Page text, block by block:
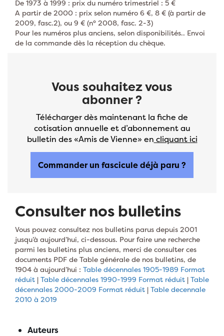
De 1973 à 1999 : prix du numéro trimestriel : 5 €
A partir de 2000 : prix selon numéro 6 €, 8 € (à partir de
2009, fasc.2), ou 9 € (n° 2008, fasc. 2-3)
Pour les numéros plus anciens, selon disponibilités.. Envoi
de la commande dès la réception du chèque.
Vous souhaitez vous
abonner ?
Télécharger dès maintenant la fiche de
cotisation annuelle et d’abonnement au
bulletin des «Amis de Vienne» en cliquant ici
Commander un fascicule déjà paru ?
Consulter nos bulletins
Vous pouvez consultez nos bulletins parus depuis 2001
jusqu’à aujourd’hui, ci-dessous. Pour faire une recherche
parmi les bulletins plus anciens, merci de consulter ces
documents PDF de Table générale de nos bulletins, de
1904 à aujourd’hui : Table décennales 1905-1989 Format
réduit | Table décennales 1990-1999 Format réduit | Table
décennales 2000-2009 Format réduit | Table decennale
2010 à 2019
Auteurs